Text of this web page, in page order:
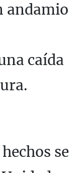
andamio
caída
se